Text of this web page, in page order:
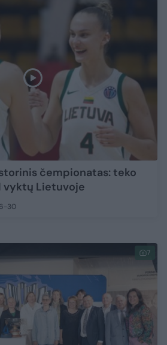
čempionatas: teko
vyktų Lietuvoje
30
7